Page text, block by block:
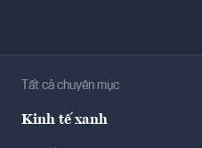
Tất cả chuyên mục
Kinh tế xanh